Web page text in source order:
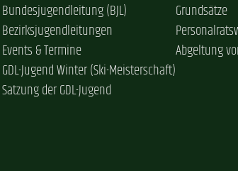
Bundesjugendleitung (BJL)
Bezirksjugendleitungen
Events & Termine
GDL-Jugend Winter (Ski-Meisterschaft)
Satzung der GDL-Jugend
Grundsätze
Abgeltung